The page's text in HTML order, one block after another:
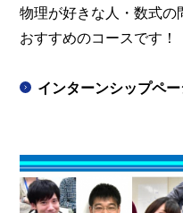
物理が好きな人・数式の
おすすめのコースです！
インターンシップペ